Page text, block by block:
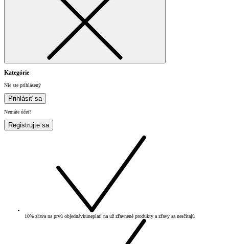
Kategórie
Nie ste prihlásený
Prihlásiť sa
Nemáte účet?
Registrujte sa
10% zľava na prvú objednávkuneplatí na už zľavnené produkty a zľavy sa nesčítajú